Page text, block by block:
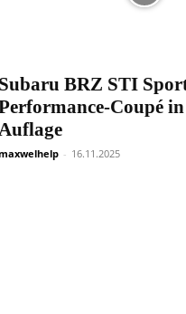
Subaru BRZ STI
Coupé
- 16.11.2025